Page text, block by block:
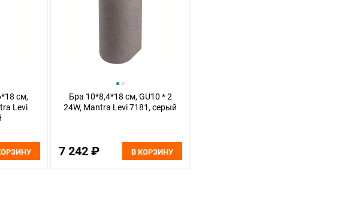
см,
Levi
Бра 10*8,4*18 см, GU10 * 2
24W, Mantra Levi 7181, серый
7 242 ₽ В КОРЗИНУ